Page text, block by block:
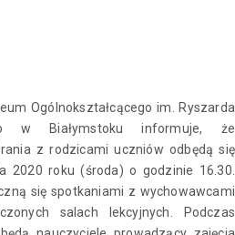
Ogólnokształcącego im. Ryszarda
w Białymstoku informuje, że
z rodzicami uczniów odbędą się
2020 roku (środa) o godzinie 16.30.
się spotkaniami z wychowawcami
salach lekcyjnych. Podczas